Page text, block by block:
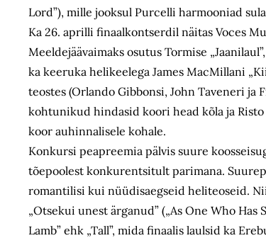
Lord”), mille jooksul Purcelli harmooniad
Ka 26. aprilli finaalkontserdil näitas Voces
Meeldejäävaimaks osutus Tormise
ka keeruka helikeelega James MacMillani
teostes (Orlando Gibbonsi, John Taveneri
kohtunikud hindasid koori head kõla ja
koor auhinnalisele kohale.
Konkursi peapreemia pälvis suure
tõepoolest konkurentsitult parimana.
romantilisi kui nüüdisaegseid heliteoseid.
„Otsekui unest ärganud” („As One Who
Lamb” ehk „Tall”, mida finaalis laulsid ka